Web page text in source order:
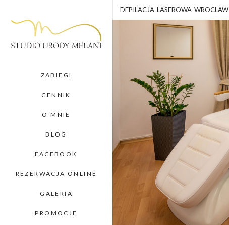
ZABIEGI
CENNIK
O MNIE
BLOG
FACEBOOK
REZERWACJA ONLINE
GALERIA
PROMOCJE
DEPILACJA-LASEROWA-WROCLAW